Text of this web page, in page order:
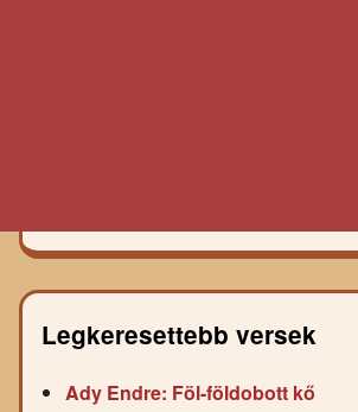
Legkeresettebb versek
Ady Endre: Föl-földobott kő